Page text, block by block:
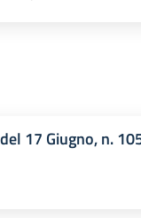
17 Giugno, n.